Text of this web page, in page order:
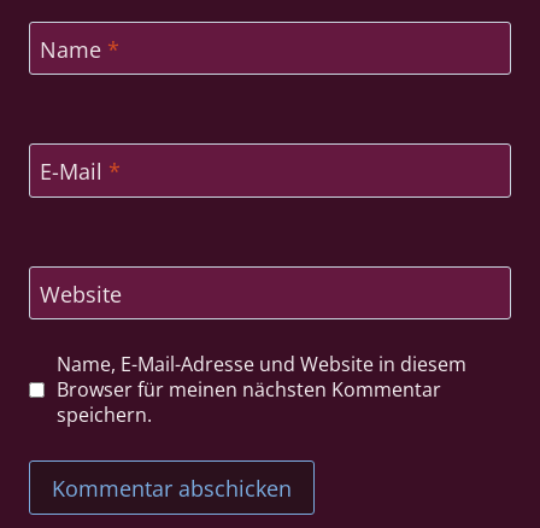
Name *
E-Mail *
Website
Name, E-Mail-Adresse und Website in diesem
Browser für meinen nächsten Kommentar
speichern.